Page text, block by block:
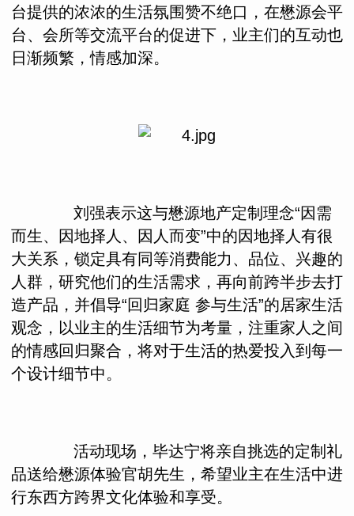
台提供的浓浓的生活氛围赞不绝口，在懋源会平
台、会所等交流平台的促进下，业主们的互动也
日渐频繁，情感加深。
刘强表示这与懋源地产定制理念“因需
而生、因地择人、因人而变”中的因地择人有很
大关系，锁定具有同等消费能力、品位、兴趣的
人群，研究他们的生活需求，再向前跨半步去打
造产品，并倡导“回归家庭 参与生活”的居家生活
观念，以业主的生活细节为考量，注重家人之间
的情感回归聚合，将对于生活的热爱投入到每一
个设计细节中。
活动现场，毕达宁将亲自挑选的定制礼
品送给懋源体验官胡先生，希望业主在生活中进
行东西方跨界文化体验和享受。